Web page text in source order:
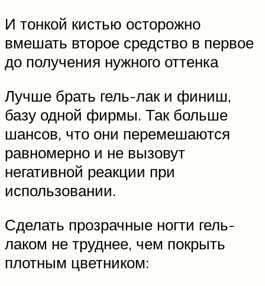
И тонкой кистью осторожно
вмешать второе средство в первое
до получения нужного оттенка
Лучше брать гель-лак и финиш,
базу одной фирмы. Так больше
шансов, что они перемешаются
равномерно и не вызовут
негативной реакции при
использовании.
Сделать прозрачные ногти гель-
лаком не труднее, чем покрыть
плотным цветником: